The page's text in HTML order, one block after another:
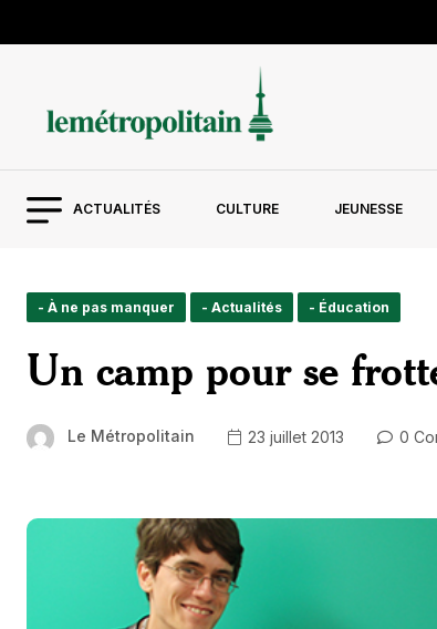
ACTUALITÉS CULTURE JEUNESSE
- À ne pas manquer - Actualités - Éducation
Un camp pour se
Le Métropolitain 23 juillet 2013 0